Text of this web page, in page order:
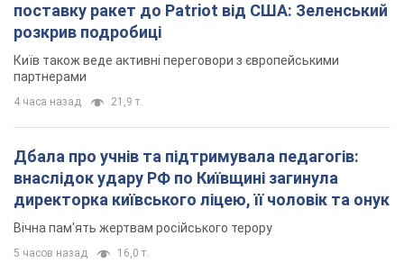
поставку ракет до Patriot від США: Зеленський
розкрив подробиці
Київ також веде активні переговори з європейськими
партнерами
4 часа назад 21,9 т.
Дбала про учнів та підтримувала педагогів:
внаслідок удару РФ по Київщині загинула
директорка київського ліцею, її чоловік та онук
Вічна пам'ять жертвам російського терору
5 часов назад 16,0 т.